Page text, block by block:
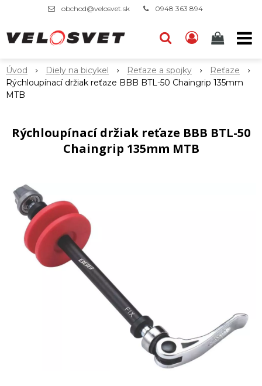
obchod@velosvet.sk 0948 363 894
Úvod Diely na bicykel Reťaze a spojky
Reťaze
Rýchloupínací držiak reťaze BBB BTL-50 Chaingrip 135mm
MTB
Rýchloupínací držiak reťaze BBB BTL-50
Chaingrip 135mm MTB